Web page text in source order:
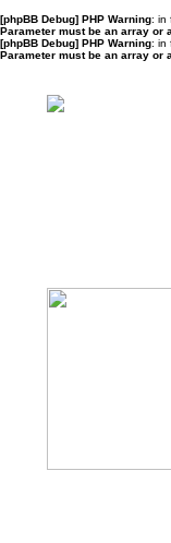
[phpBB Debug] PHP Warning: in
Parameter must be an array or
[phpBB Debug] PHP Warning: in
Parameter must be an array or